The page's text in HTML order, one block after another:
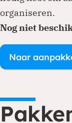
organiseren.
Nog niet
Naar